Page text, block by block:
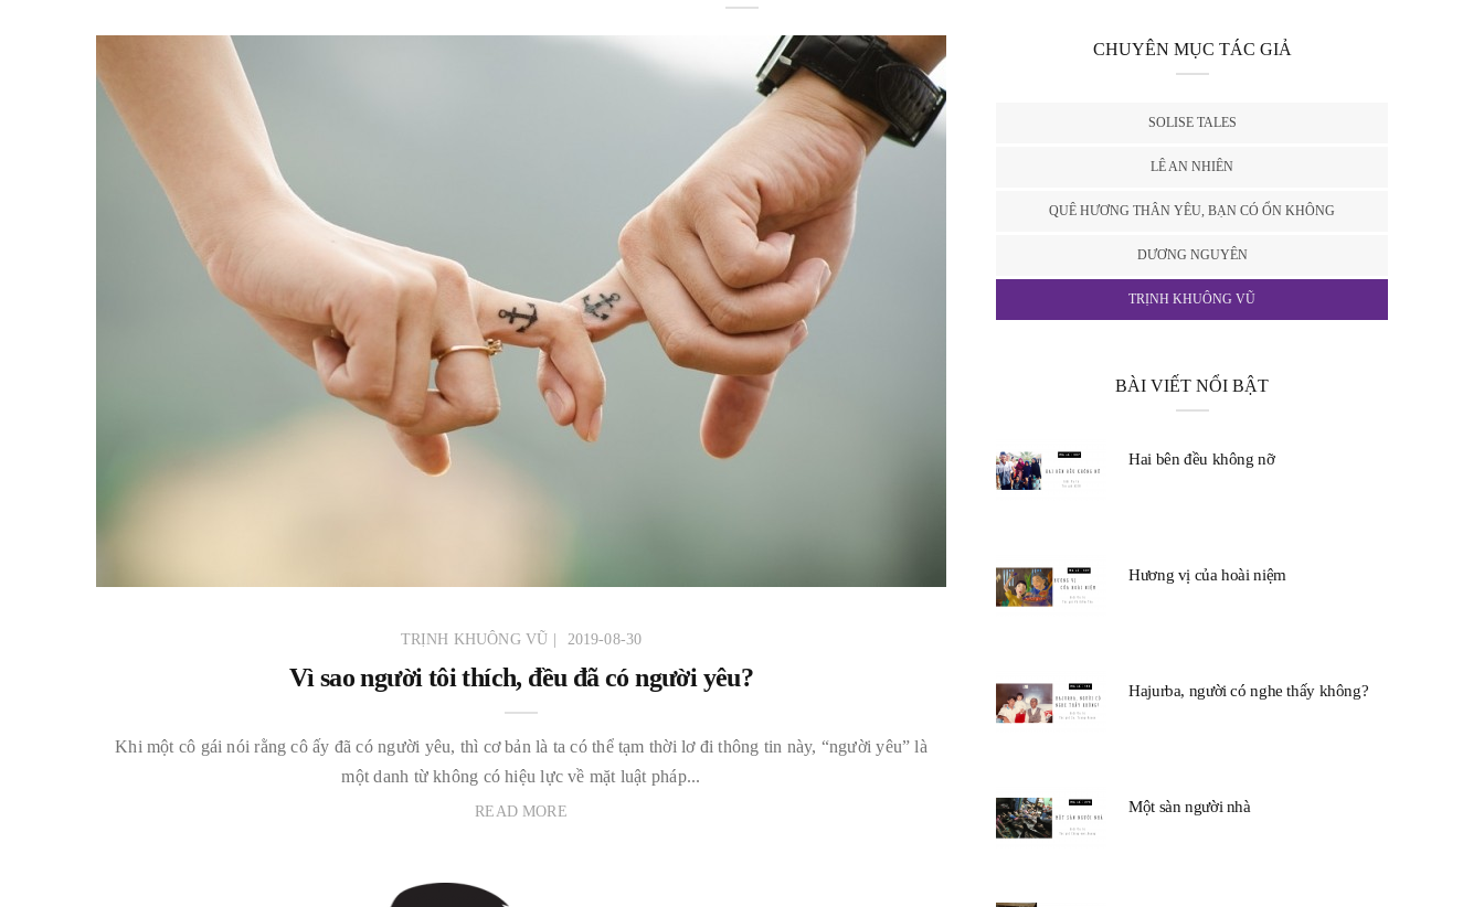
TRỊNH KHUÔNG VŨ 2019-08-30
Vì sao người tôi thích, đều đã có người yêu?
Khi một cô gái nói rằng cô ấy đã có người yêu, thì cơ bản là ta có thể tạm thời lơ đi thông tin này, “người yêu” là
một danh từ không có hiệu lực về mặt luật pháp...
READ MORE
CHUYÊN MỤC TÁC GIẢ
SOLISE TALES
LÊ AN NHIÊN
QUÊ HƯƠNG THÂN YÊU, BẠN CÓ ỔN KHÔNG
DƯƠNG NGUYÊN
TRỊNH KHUÔNG VŨ
BÀI VIẾT NỔI BẬT
Hai bên đều không nỡ
Hương vị của hoài niệm
Hajurba, người có nghe thấy không?
Một sàn người nhà